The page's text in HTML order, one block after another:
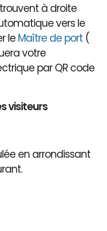
à droite
vers le
le Maître de port (
votre
par QR code
visiteurs
en arrondissant